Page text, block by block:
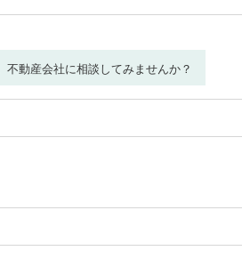
動産会社に相談してみませんか？